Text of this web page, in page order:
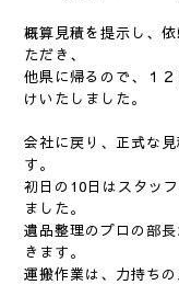
概算見積を提示し、
ただき、
他県に帰るので、１
けいたしました。
会社に戻り、正式な
す。
初日の10日はスタッ
ました。
遺品整理のプロの部
きます。
運搬作業は、力持ち